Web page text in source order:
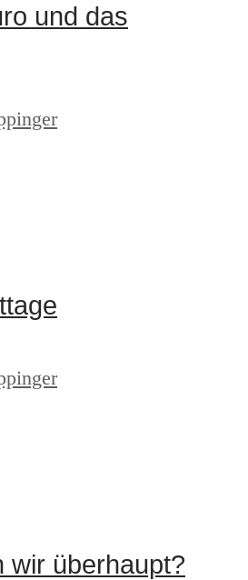
und das
wir überhaupt?